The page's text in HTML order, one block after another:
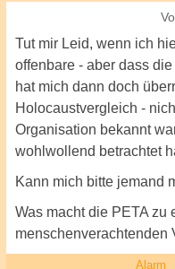
Tut mir Leid, wenn ich
offenbare - aber dass
hat mich dann doch
Holocaustvergleich -
Organisation bekannt
wohlwollend betrachtet
Kann mich bitte jemand
Was macht die PETA zu
menschenverachtenden
Alarm